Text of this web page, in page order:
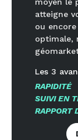
moyen le
atteigne
ou
optimale,
Les 3
RAPIDITÉ
SUIVI EN
RAPPORT